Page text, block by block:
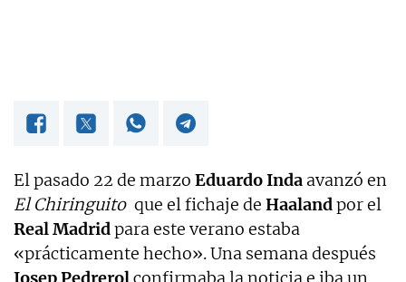
El pasado 22 de marzo Eduardo Inda avanzó en
El Chiringuito que el fichaje de Haalandpor el
Real Madridpara este verano estaba
«prácticamente hecho». Una semana después
Josep Pedrerolconfirmaba la noticia e iba un